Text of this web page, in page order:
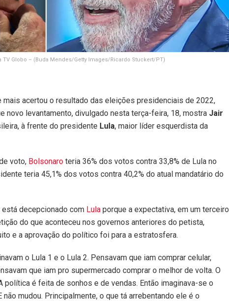
TV Globo – (Buda Mendes/Getty Images/Ricardo Stuckert/PT)
mais acertou o resultado das eleições presidenciais de 2022,
novo levantamento, divulgado nesta terça-feira, 18, mostra Jair
à frente do presidente Lula, maior líder esquerdista da
voto, Bolsonaro teria 36% dos votos contra 33,8% de Lula no
teria 45,1% dos votos contra 40,2% do atual mandatário do
decepcionado com Lula porque a expectativa, em um terceiro
do que aconteceu nos governos anteriores do petista,
e a aprovação do político foi para a estratosfera.
o Lula 1 e o Lula 2. Pensavam que iam comprar celular,
que iam pro supermercado comprar o melhor de volta. O
política é feita de sonhos e de vendas. Então imaginava-se o
mudou. Principalmente, o que tá arrebentando ele é o